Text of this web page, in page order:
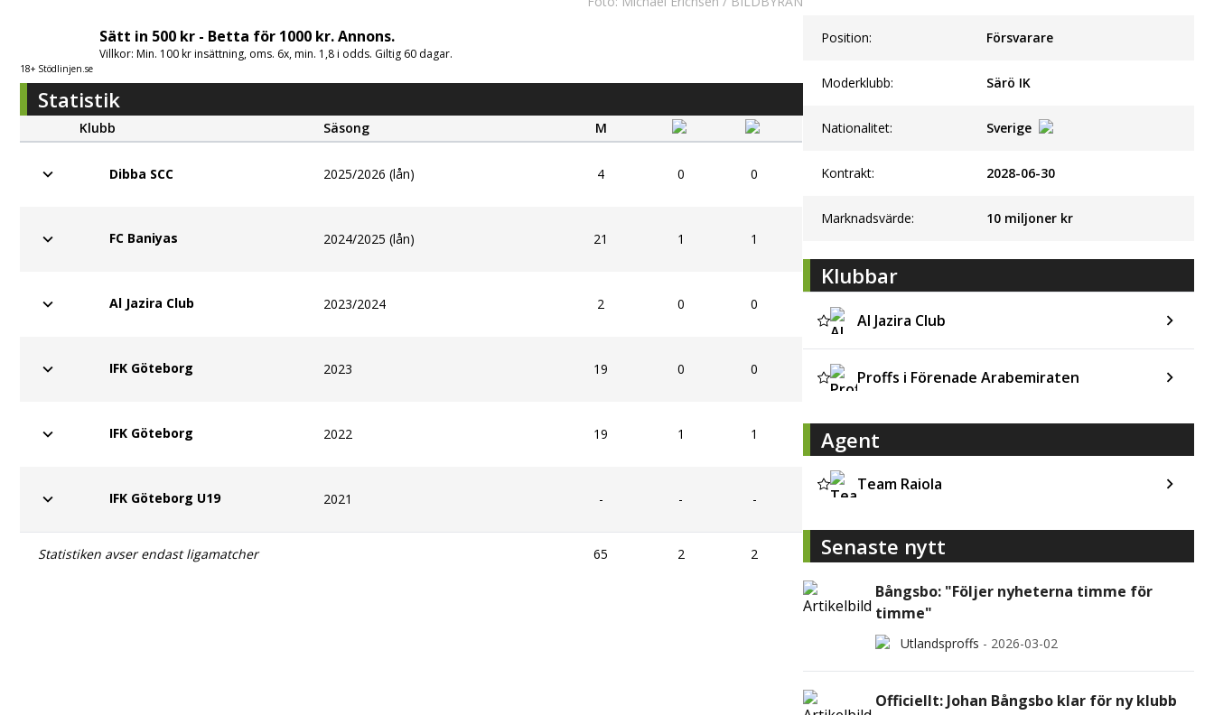
18+ Stödlinjen.se
Sätt in 500 kr - Betta för 1000 kr. Annons.
Villkor: Min. 100 kr insättning, oms. 6x, min. 1,8 i odds. Giltig 60 dagar.
Statistik
Klubb Säsong M
Dibba SCC 2025/2026 (lån) 4 0 0
FC Baniyas 2024/2025 (lån) 21 1 1
Al Jazira Club 2023/2024 2 0 0
IFK Göteborg 2023 19 0 0
IFK Göteborg 2022 19 1 1
IFK Göteborg U19 2021 - - -
Statistiken avser endast ligamatcher 65 2 2
Position: Försvarare
Moderklubb: Särö IK
Nationalitet: Sverige
Kontrakt: 2028-06-30
Marknadsvärde: 10 miljoner kr
Klubbar
Al Jazira Club
Proffs i Förenade Arabemiraten
Agent
Team Raiola
Senaste nytt
Bångsbo: "Följer nyheterna timme för
timme"
Utlandsproffs - 2026-03-02
Officiellt: Johan Bångsbo klar för ny klubb